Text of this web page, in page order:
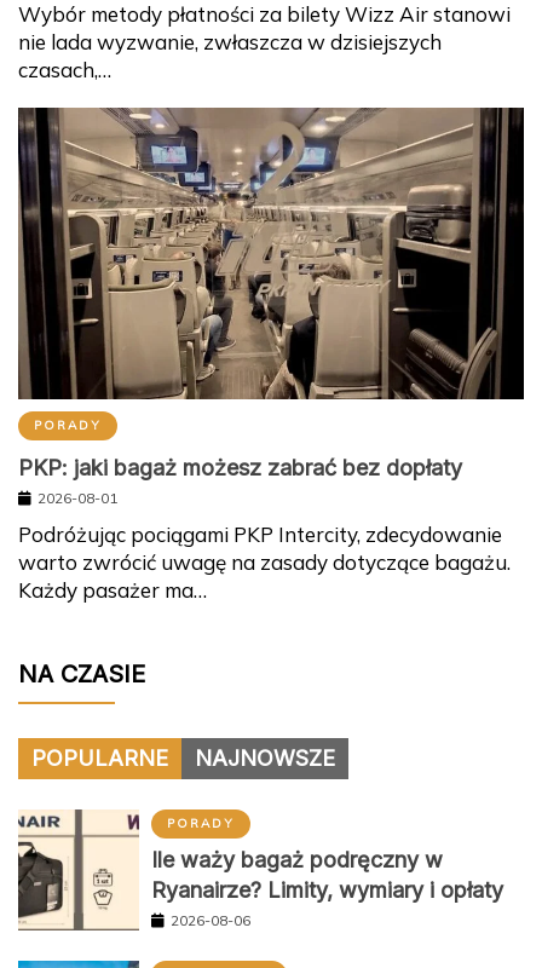
Wybór metody płatności za bilety Wizz Air stanowi
nie lada wyzwanie, zwłaszcza w dzisiejszych
czasach,…
PORADY
PKP: jaki bagaż możesz zabrać bez dopłaty
2026-08-01
Podróżując pociągami PKP Intercity, zdecydowanie
warto zwrócić uwagę na zasady dotyczące bagażu.
Każdy pasażer ma…
NA CZASIE
POPULARNE NAJNOWSZE
PORADY
Ile waży bagaż podręczny w
Ryanairze? Limity, wymiary i opłaty
2026-08-06